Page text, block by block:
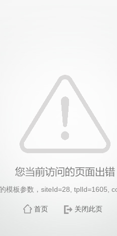
模板参数，siteId=28, tplId=1605,
首页 关闭此页